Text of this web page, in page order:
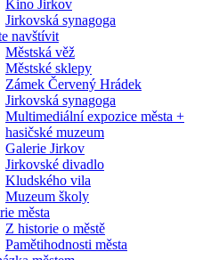
Kino Jirkov
Jirkovská synagoga
navštívit
Městská věž
Městské sklepy
Zámek Červený Hrádek
Jirkovská synagoga
Multimediální expozice města +
hasičské muzeum
Galerie Jirkov
Jirkovské divadlo
Kludského vila
Muzeum školy
města
Z historie o městě
Pamětihodnosti města